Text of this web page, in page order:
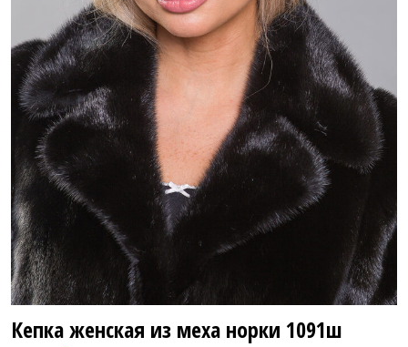
28 800 ₽ 71 800 ₽
Кепка женская из меха норки 1091ш